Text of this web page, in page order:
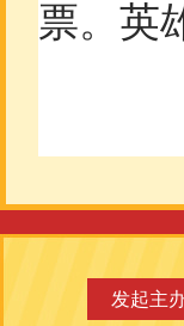
票。英
发起主